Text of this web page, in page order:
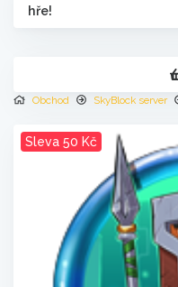
hře!
Obchod SkyBlock server
Sleva 50 Kč